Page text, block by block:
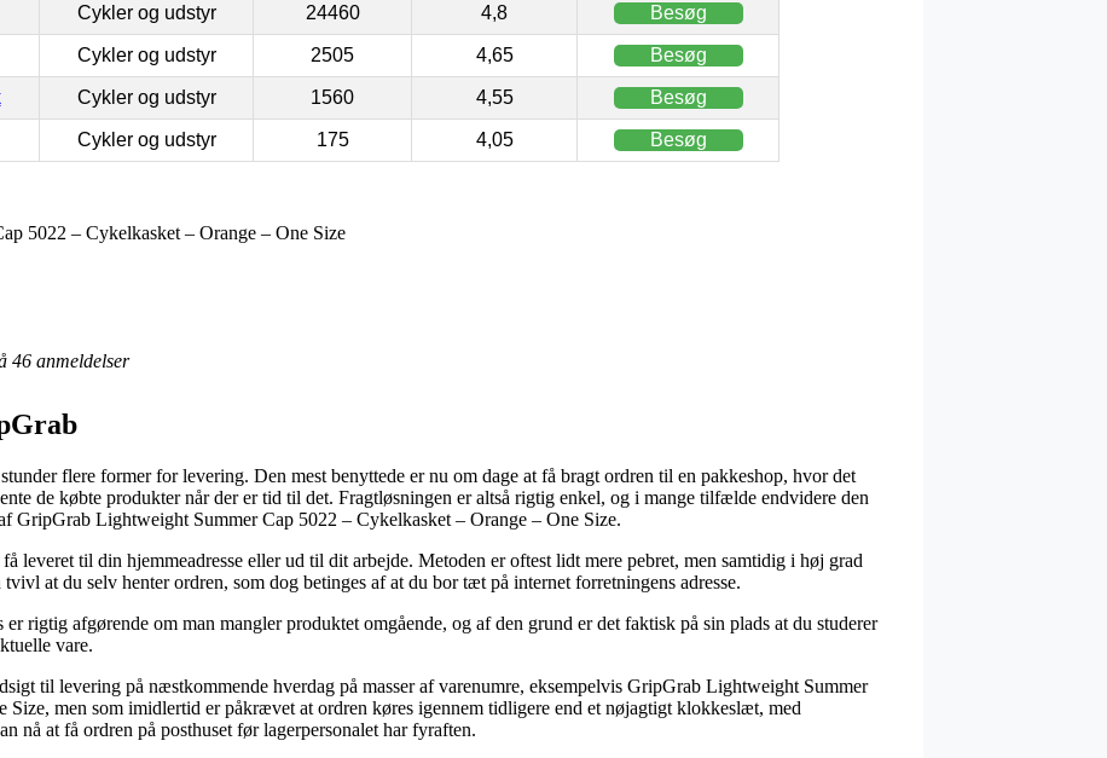
Cykler og udstyr 24460 4,8 Besøg
Cykler og udstyr 2505 4,65 Besøg
Cykler og udstyr 1560 4,55 Besøg
Cykler og udstyr 175 4,05 Besøg
5022 – Cykelkasket – Orange – One Size
46 anmeldelser
flere former for levering. Den mest benyttede er nu om dage at få bragt ordren til en pakkeshop, hvor det
de købte produkter når der er tid til det. Fragtløsningen er altså rigtig enkel, og i mange tilfælde endvidere den
GripGrab Lightweight Summer Cap 5022 – Cykelkasket – Orange – One Size.
leveret til din hjemmeadresse eller ud til dit arbejde. Metoden er oftest lidt mere pebret, men samtidig i høj grad
at du selv henter ordren, som dog betinges af at du bor tæt på internet forretningens adresse.
rigtig afgørende om man mangler produktet omgående, og af den grund er det faktisk på sin plads at du studerer
vare.
til levering på næstkommende hverdag på masser af varenumre, eksempelvis GripGrab Lightweight Summer
Size, men som imidlertid er påkrævet at ordren køres igennem tidligere end et nøjagtigt klokkeslæt, med
nå at få ordren på posthuset før lagerpersonalet har fyraften.